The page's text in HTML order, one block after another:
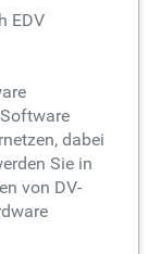
EDV
dabei
Sie in
von DV-